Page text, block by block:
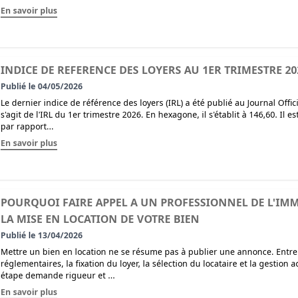
En savoir plus
INDICE DE REFERENCE DES LOYERS AU 1ER TRIMESTRE
Publié le 04/05/2026
Le dernier indice de référence des loyers (IRL) a été publié au Journal
s'agit de l'IRL du 1er trimestre 2026. En hexagone, il s'établit à 146,60. Il
par rapport...
En savoir plus
POURQUOI FAIRE APPEL A UN PROFESSIONNEL DE
LA MISE EN LOCATION DE VOTRE BIEN
Publié le 13/04/2026
Mettre un bien en location ne se résume pas à publier une annonce.
réglementaires, la fixation du loyer, la sélection du locataire et la gestion
étape demande rigueur et ...
En savoir plus